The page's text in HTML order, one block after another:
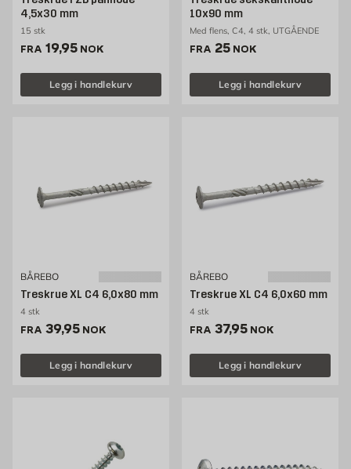
4,5x30 mm
15 stk
FRA Pris 19.95 NOK /stk
19,95 NOK
Legg i handlekurv
10x90 mm
Med flens, C4, 4 stk, UTGÅENDE
FRA Pris 25 NOK /stk
25 NOK
Legg i handlekurv
BÅREBO
Treskrue XL C4 6,0x80 mm
4 stk
FRA Pris 39.95 NOK /stk
39,95 NOK
Legg i handlekurv
BÅREBO
Treskrue XL C4 6,0x60 mm
4 stk
FRA Pris 37.95 NOK /stk
37,95 NOK
Legg i handlekurv